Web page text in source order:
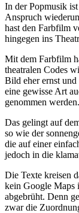
In der Popmusik
Anspruch
hast den Farbfilm
hingegen ins
Mit dem Farbfilm
theatralen Codes
Bild eher ernst und
eine gewisse Art
genommen werden.
Das gelingt auf
so wie der
die auf einer
jedoch in die
Die Texte kreisen
kein Google Maps
abgebrüht. Denn
zwar die